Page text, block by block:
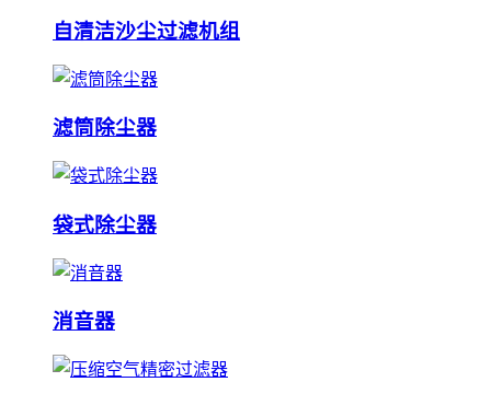
自清洁沙尘过滤机组
滤筒除尘器
袋式除尘器
消音器